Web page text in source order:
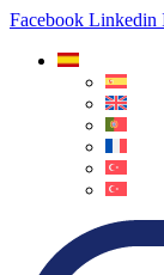
Facebook Linkedin